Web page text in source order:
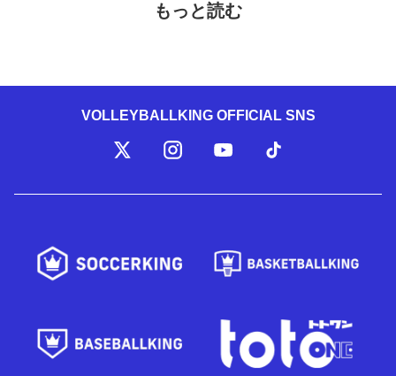
もっと読む
VOLLEYBALLKING OFFICIAL SNS